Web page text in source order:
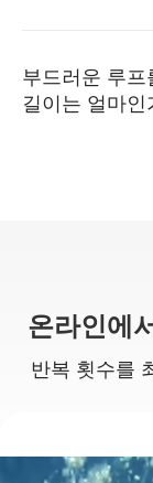
부드러운 루프
길이는 얼마인
온라인에
반복 횟수를